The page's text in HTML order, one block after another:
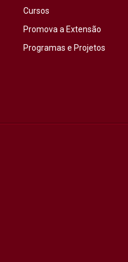
Cursos
Promova a Extensão
Programas e Projetos